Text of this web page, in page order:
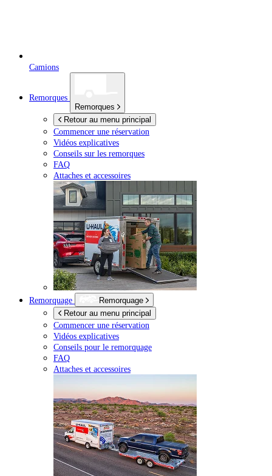
Camions
Remorques
Remorques
Retour au menu principal
Commencer une réservation
Vidéos explicatives
Conseils sur les remorques
FAQ
Attaches et accessoires
Remorquage
Remorquage
Retour au menu principal
Commencer une réservation
Vidéos explicatives
Conseils pour le remorquage
FAQ
Attaches et accessoires